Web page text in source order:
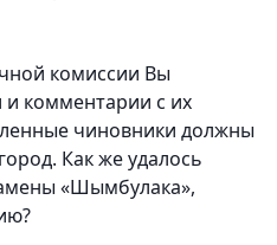
комиссии Вы
комментарии с их
чиновники должны
Как же удалось
«Шымбулака»,